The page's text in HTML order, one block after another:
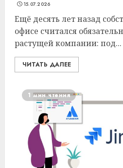
15.07.2026
Ещё десять лет назад
офисе считался
растущей компании: под...
ЧИТАТЬ ДАЛЕЕ
1 мин чтения